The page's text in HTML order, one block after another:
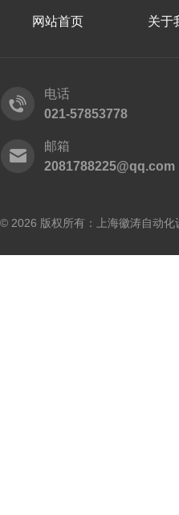
网站首页 关于
电话
021-57853778
邮箱
2081788225@qq.com
© 2026 版权所有：上海徽涛自动